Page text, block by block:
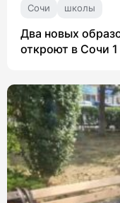
Сочи школы
Два новых
откроют в Сочи 1